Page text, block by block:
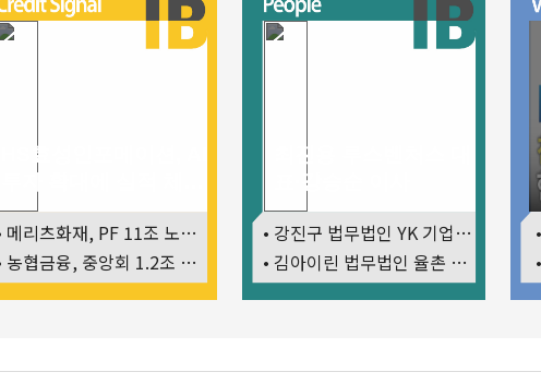
HS효성인포메이션, AI
강화
• 메리츠화재, PF 11조 노출…부동산 사업성 저하 우려
• 농협금융, 중앙회 1.2조 지원받아 생산적금융 확대
최진용 루스벤처스 대
표·강승순 이사
• 강진구 법무법인 YK 기업거버넌스센터 센터장
• 김아이린 법무법인 율촌 외국변호사